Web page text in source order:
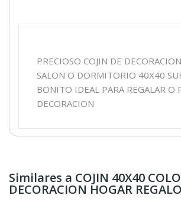
PRECIOSO COJIN DE
SALON O DORMITORIO 40X40
BONITO IDEAL PARA REGALAR O
DECORACION
Similares a COJIN 40X40
DECORACION HOGAR